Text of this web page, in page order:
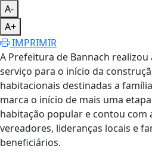
A-
A+
IMPRIMIR
A Prefeitura de Bannach
serviço para o início da
habitacionais destinadas a
marca o início de mais uma
habitação popular e contou com
vereadores, lideranças locais e
beneficiários.